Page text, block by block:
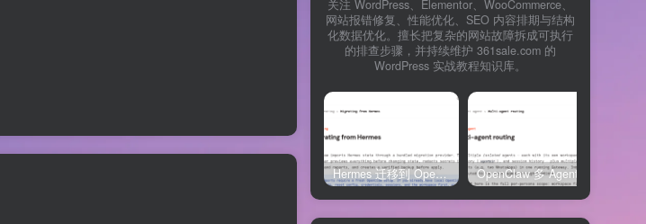
关注 WordPress、Elementor、WooCommerce、
网站报错修复、性能优化、SEO 内容排期与结构
化数据优化。擅长把复杂的网站故障拆成可执行
的排查步骤，并持续维护 361sale.com 的
WordPress 实战教程知识库。
Hermes 迁移到 OpenClaw 上线清单：频道、定时任务、权限和回滚一次检查